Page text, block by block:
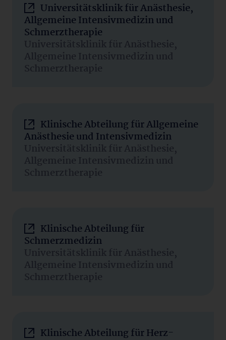
Universitätsklinik für Anästhesie,
Allgemeine Intensivmedizin und
Schmerztherapie
Universitätsklinik für Anästhesie,
Allgemeine Intensivmedizin und
Schmerztherapie
Klinische Abteilung für Allgemeine
Anästhesie und Intensivmedizin
Universitätsklinik für Anästhesie,
Allgemeine Intensivmedizin und
Schmerztherapie
Klinische Abteilung für
Schmerzmedizin
Universitätsklinik für Anästhesie,
Allgemeine Intensivmedizin und
Schmerztherapie
Klinische Abteilung für Herz-